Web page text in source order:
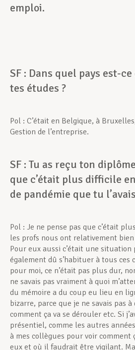
emploi.
SF : Dans quel pays est-
tes études ?
Pol : C’était en Belgique, à
Gestion de l’entreprise.
SF : Tu as reçu ton
que c’était plus difficile
de pandémie que tu
Pol : Je ne pense pas que c’était
les profs nous ont relativement
Pour eux aussi c’était une
également dû s’habituer à tous ces
pour moi, ce n’était pas plus dur,
ne savais pas vraiment à quoi
du mémoire a du coup eu lieu en
bizarre, parce que je ne savais pas à
comment ça va se dérouler etc. Si
présentiel, comme les autres
à mes collègues pour voir comment
eux et où il faudrait être vigilant.